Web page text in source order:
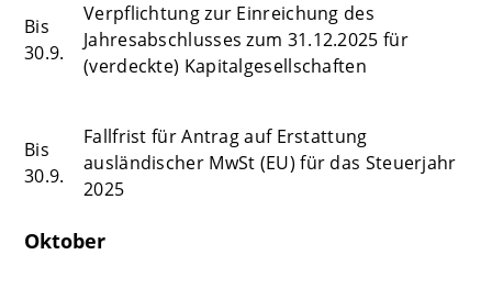
Bis
30.9.
Verpflichtung zur Einreichung des
Jahresabschlusses zum 31.12.2025 für
(verdeckte) Kapitalgesellschaften
Bis
30.9.
Fallfrist für Antrag auf Erstattung
ausländischer MwSt (EU) für das Steuerjahr
2025
Oktober